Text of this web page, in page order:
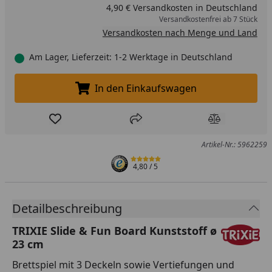
4,90 € Versandkosten in Deutschland
Versandkostenfrei ab 7 Stück
Versandkosten nach Menge und Land
Am Lager, Lieferzeit: 1-2 Werktage in Deutschland
In den Einkaufswagen legen
In den Einkaufswagen
Produkt zur Wunschliste hinzufügen
Teilen Produkt
Artikel-Nr.: 5962259
4,80/ 5
Detailbeschreibung
TRIXIE Slide & Fun Board Kunststoff ø
23 cm
Brettspiel mit 3 Deckeln sowie Vertiefungen und